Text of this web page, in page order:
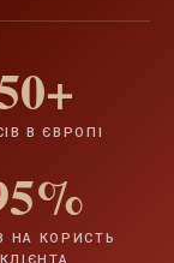
В ЄВРОПІ
НА КОРИСТЬ